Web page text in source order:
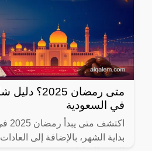
متى رمضان
في السعودية
بداية الشهر، بالإضافة إلى العادات